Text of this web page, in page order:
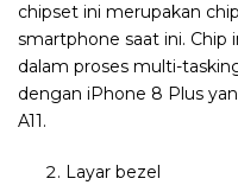
chipset ini merupakan
smartphone saat ini. Chip
dalam proses multi-
dengan iPhone 8 Plus
A11.
Layar bezel